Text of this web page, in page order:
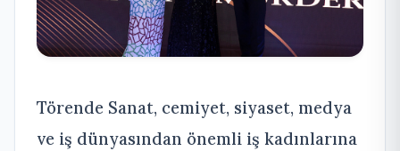
Törende Sanat, cemiyet, siyaset, medya
ve iş dünyasından önemli iş kadınlarına